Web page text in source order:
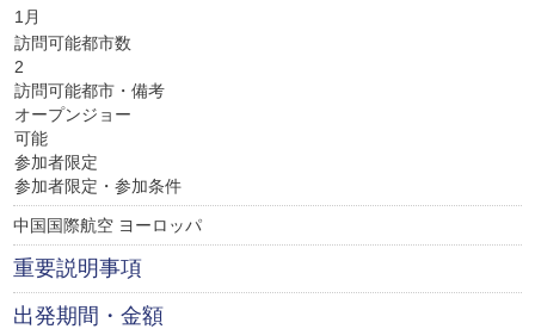
1月
訪問可能都市数
2
訪問可能都市・備考
オープンジョー
可能
参加者限定
参加者限定・参加条件
中国国際航空 ヨーロッパ
重要説明事項
出発期間・金額